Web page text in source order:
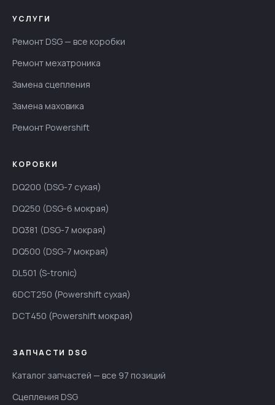
УСЛУГИ
Ремонт DSG — все коробки
Ремонт мехатроника
Замена сцепления
Замена маховика
Ремонт Powershift
КОРОБКИ
DQ200 (DSG-7 сухая)
DQ250 (DSG-6 мокрая)
DQ381 (DSG-7 мокрая)
DQ500 (DSG-7 мокрая)
DL501 (S-tronic)
6DCT250 (Powershift сухая)
DCT450 (Powershift мокрая)
ЗАПЧАСТИ DSG
Каталог запчастей — все 97 позиций
Сцепления DSG